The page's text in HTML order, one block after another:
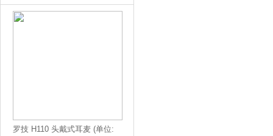
罗技 H110 头戴式耳麦 (单位: